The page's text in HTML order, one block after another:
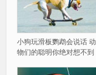
小狗玩滑板鹦鹉会说话 动
物们的聪明你绝对想不到